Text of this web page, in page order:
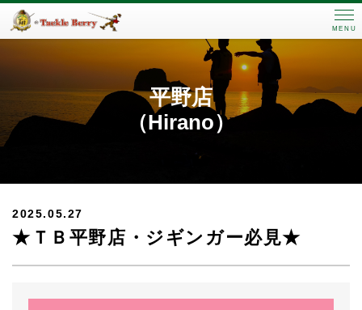
MENU
平野店
（Hirano）
2025.05.27
★ＴＢ平野店・ジギンガー必見★